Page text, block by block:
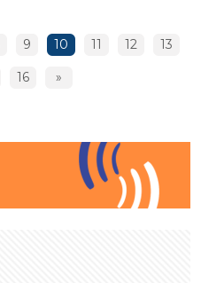
9 10 11 12 13
16 »